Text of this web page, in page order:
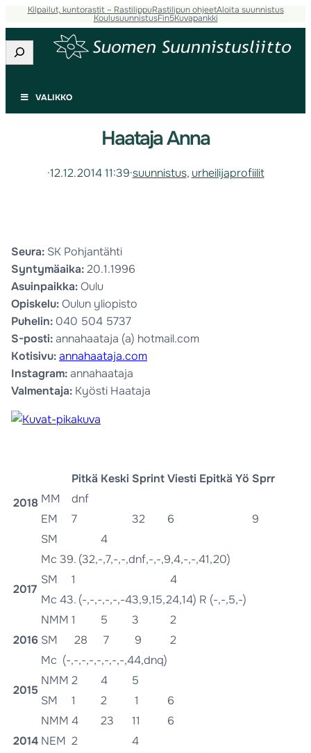
Kilpailut, kuntorastit – RastilippuRastilipun ohjeetAloita suunnistus
KoulusuunnistusFin5Kuvapankki
Etsi
VALIKKO
Haataja Anna
·12.12.2014 11:39·suunnistus, urheilijaprofiilit
Seura: SK Pohjantähti
Syntymäaika:20.1.1996
Asuinpaikka:Oulu
Opiskelu:Oulun yliopisto
Puhelin: 040 504 5737
S-posti:annahaataja (a) hotmail.com
Kotisivu:annahaataja.com
Instagram:annahaataja
Valmentaja: Kyösti Haataja
Pitkä Keski SprintViesti Epitkä Yö Sprr
2018 MM
dnf
EM
7 32 6
9
SM
4
Mc 39. (32,-,7,-,-,dnf,-,-,9,4,-,-,41,20)
2017
SM 1
4
Mc 43. (-,-,-,-,-,-43,9,15,24,14) R (-,-,5,-)
2016
NMM 1 5 3
2
SM
28 7 9
2
Mc (-,-,-,-,-,-,-,-,44,dnq)
2015
NMM 2 4
5
SM
1 2 1 6
2014
NMM 4 23 11
6
NEM 2
4